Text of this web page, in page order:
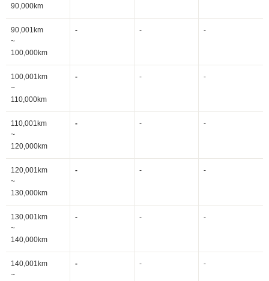
90,000km
90,001km
~
100,000km
- - -
100,001km
~
110,000km
- - -
110,001km
~
120,000km
- - -
120,001km
~
130,000km
- - -
130,001km
~
140,000km
- - -
140,001km
~
- - -